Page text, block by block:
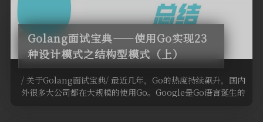
Golang面试宝典——使用Go实现23
种设计模式之结构型模式（上）
/ 关于Golang面试宝典/ 最近几年，Go的热度持续飙升，国内
外很多大公司都在大规模的使用Go。Google是Go语言诞生的